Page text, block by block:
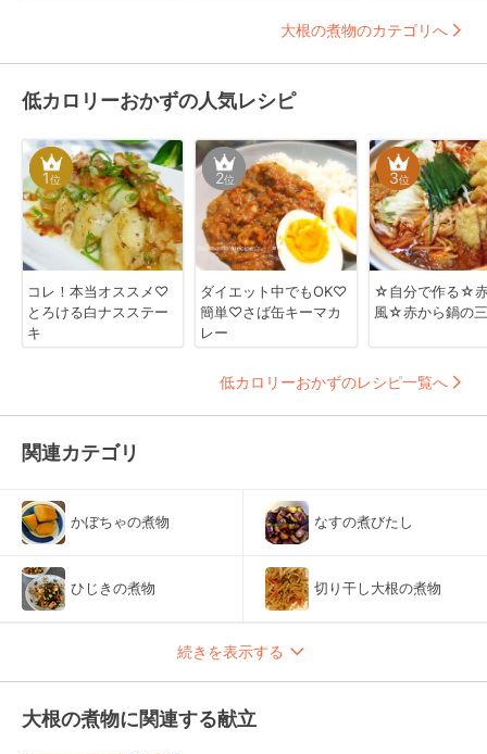
大根の煮物のカテゴリへ
低カロリーおかずの人気レシピ
1位
コレ！本当オススメ♡
とろける白ナスステー
キ
2位
ダイエット中でもOK♡
簡単♡さば缶キーマカ
レー
3位
☆自分で作る☆
風☆赤から鍋の
低カロリーおかずのレシピ一覧へ
関連カテゴリ
かぼちゃの煮物 なすの煮びたし
ひじきの煮物 切り干し大根の煮物
続きを表示する
大根の煮物に関連する献立